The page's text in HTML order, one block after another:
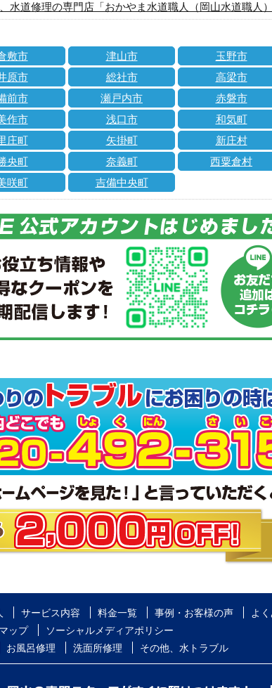
水道修理の専門店「おかやま水道職人（岡山水道職人）
敷市 津山市
玉野市
原市 総社市
高梁市
前市 瀬戸内市
赤磐市
作市 浅口市
和気町
庄町 矢掛町
新庄村
央町 奈義町
西粟倉村
咲町 吉備中央町
サービス内容 料金一覧 事例・お客様の声 よ
ップ
ソーシャルメディアポリシー
お風呂修理 洗面所修理 その他、水トラブル